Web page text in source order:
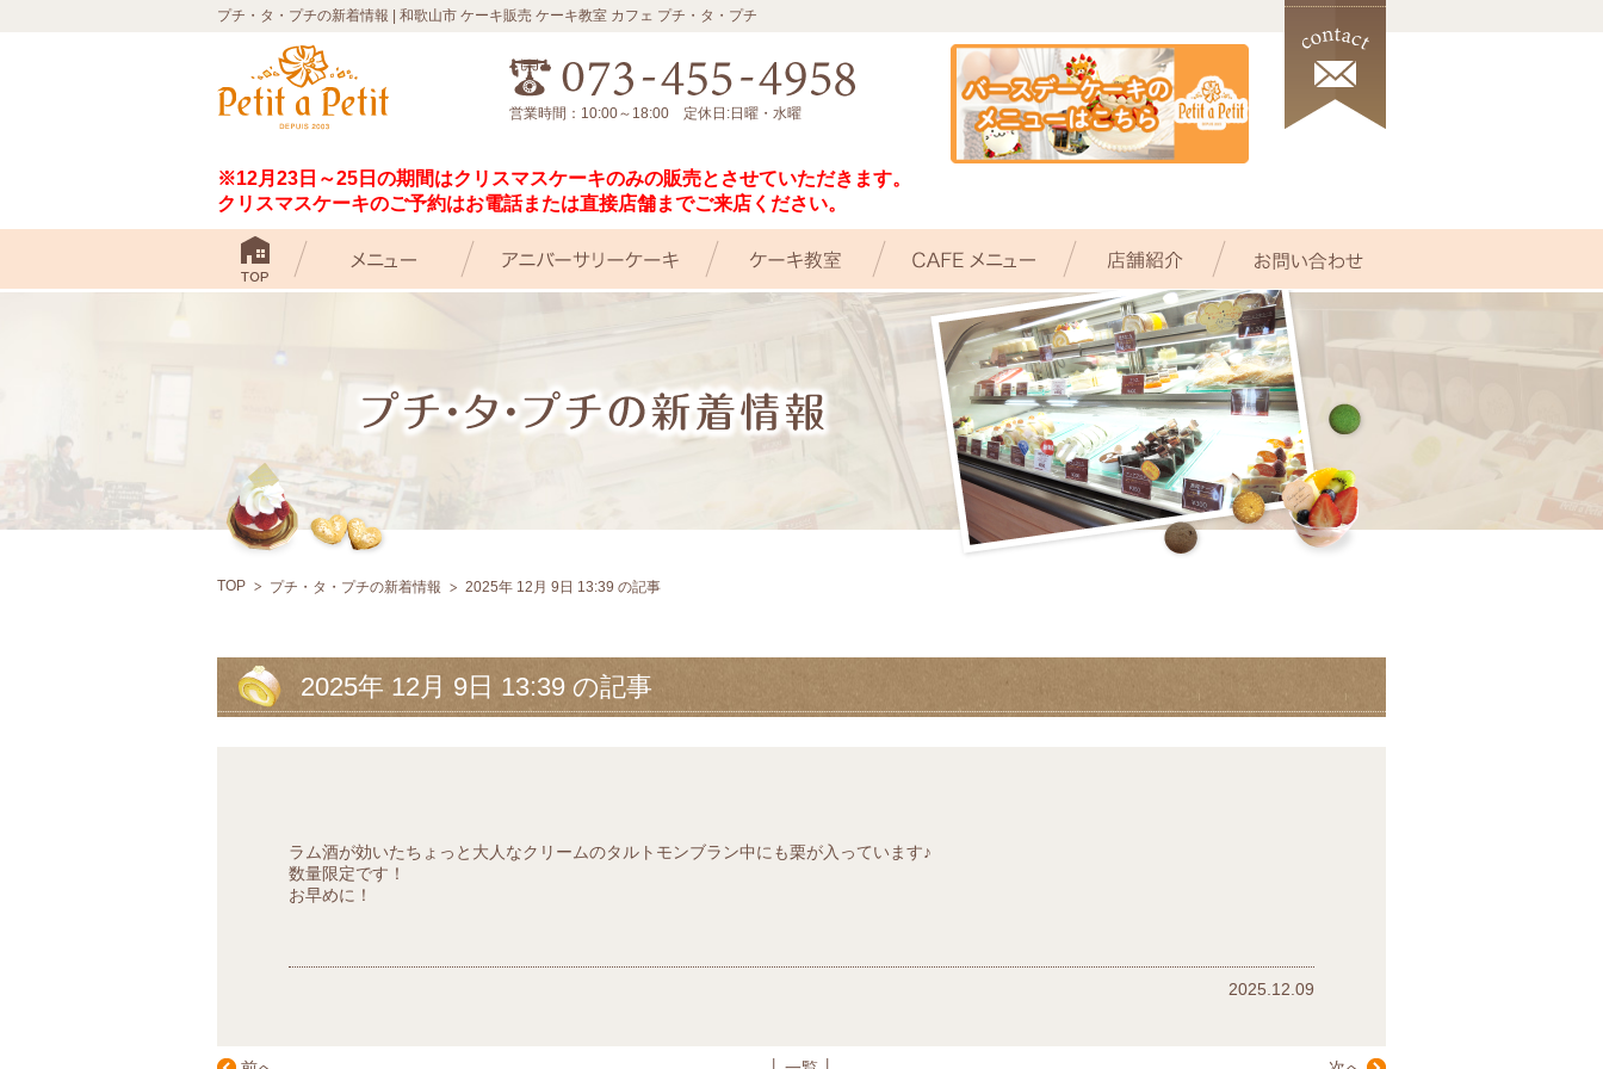
プチ・タ・プチの新着情報 | 和歌山市 ケーキ販売 ケーキ教室 カフェ プチ・タ・プチ
営業時間：10:00～18:00 定休日:日曜・水曜
※12月23日～25日の期間はクリスマスケーキのみの販売とさせていただきます。
クリスマスケーキのご予約はお電話または直接店舗までご来店ください。
TOP プチ・タ・プチの新着情報 2025年 12月 9日 13:39 の記事
2025年 12月 9日 13:39 の記事
ラム酒が効いたちょっと大人なクリームのタルトモンブラン中にも栗が入っています♪
数量限定です！
お早めに！
2025.12.09